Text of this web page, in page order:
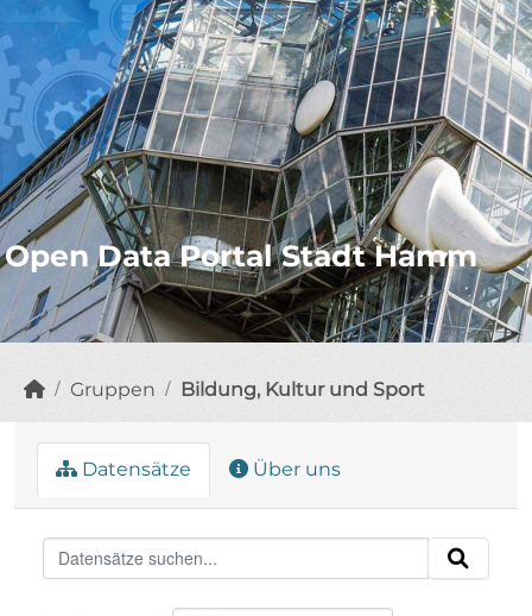
Open Data Portal Stadt Hamm
Gruppen Bildung, Kultur und Sport
Datensätze Über uns